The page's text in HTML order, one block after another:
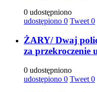
0 udostępniono
udostępiono 0 Tweet 0
ŻARY/ Dwaj
za przekroczenie
0 udostępniono
udostępiono 0 Tweet 0